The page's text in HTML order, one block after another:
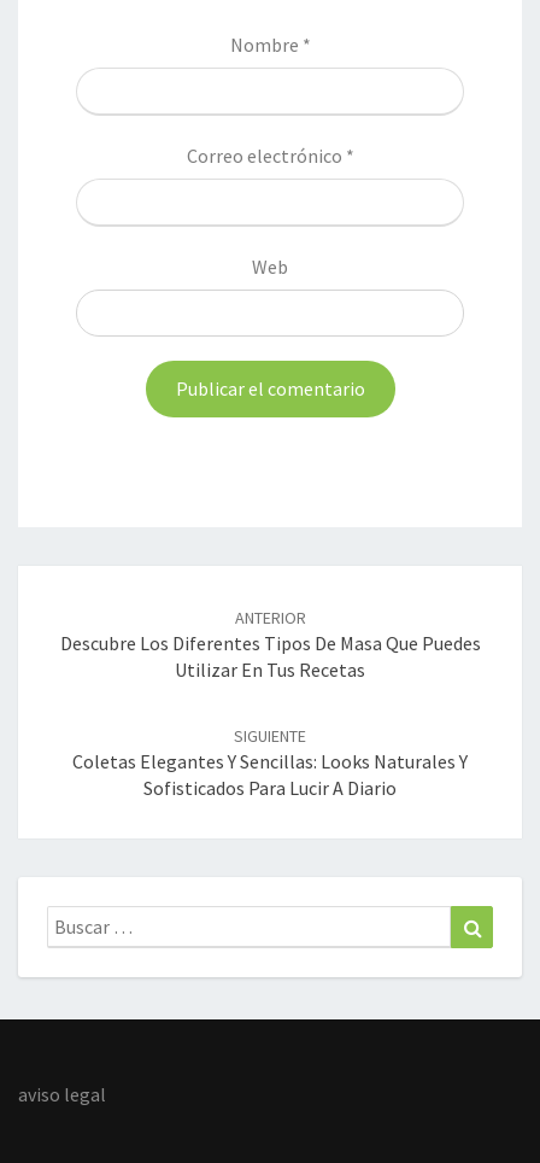
Nombre *
Correo electrónico *
Web
entradas
ANTERIOR
Descubre Los Diferentes Tipos De Masa Que Puedes
Utilizar En Tus Recetas
SIGUIENTE
Coletas Elegantes Y Sencillas: Looks Naturales Y
Sofisticados Para Lucir A Diario
Buscar:
aviso legal